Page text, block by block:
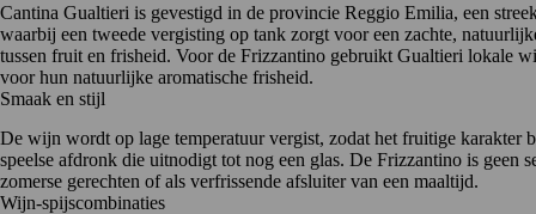
Cantina Gualtieri is gevestigd in de provincie Reggio Emilia, een
waarbij een tweede vergisting op tank zorgt voor een zachte,
tussen fruit en frisheid. Voor de Frizzantino gebruikt Gualtieri lokale
voor hun natuurlijke aromatische frisheid.
Smaak en stijl
De wijn wordt op lage temperatuur vergist, zodat het fruitige karakter
speelse afdronk die uitnodigt tot nog een glas. De Frizzantino is geen
zomerse gerechten of als verfrissende afsluiter van een maaltijd.
Wijn-spijscombinaties